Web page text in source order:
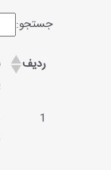
جستجو:
ردیف
1